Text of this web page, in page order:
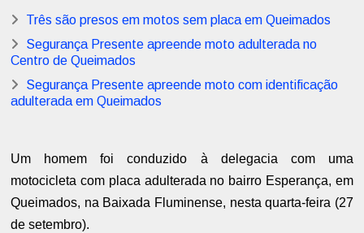
Três são presos em motos sem placa em Queimados
Segurança Presente apreende moto adulterada no
Centro de Queimados
Segurança Presente apreende moto com identificação
adulterada em Queimados
Um homem foi conduzido à delegacia com uma
motocicleta com placa adulterada no bairro Esperança, em
Queimados, na Baixada Fluminense, nesta quarta-feira (27
de setembro).